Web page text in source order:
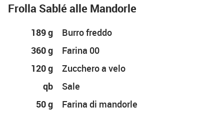
Frolla Sablé alle Mandorle
189 g
Burro freddo
360 g
Farina 00
120 g
Zucchero a velo
qb
Sale
50 g
Farina di mandorle